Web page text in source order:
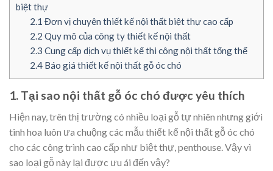
biệt thự
2.1 Đơn vị chuyên thiết kế nội thất biệt thự cao cấp
2.2 Quy mô của công ty thiết kế nội thất
2.3 Cung cấp dịch vụ thiết kế thi công nội thất tổng thể
2.4Báo giá thiết kế nội thất gỗ óc chó
1. Tại sao nội thất gỗ óc chó được yêu thích
Hiện nay, trên thị trường có nhiều loại gỗ tự nhiên nhưng giới
tinh hoa luôn ưa chuộng các mẫu thiết kế nội thất gỗ óc chó
cho các công trình cao cấp như biệt thự, penthouse. Vậy vì
sao loại gỗ này lại được ưu ái đến vậy?